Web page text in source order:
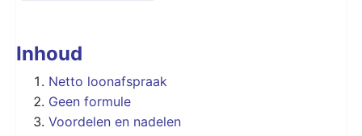
Inhoud
Netto loonafspraak
Geen formule
Voordelen en nadelen